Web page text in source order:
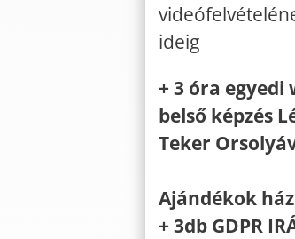
ideig
+ 3 óra
belső képzés
Teker
Ajándékok
+ 3db GDPR